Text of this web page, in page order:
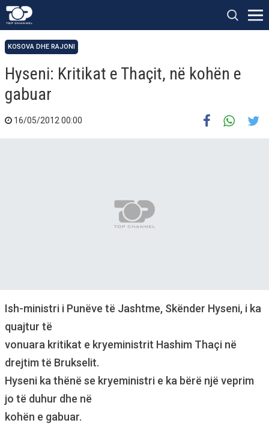
KOSOVA DHE RAJONI
Hyseni: Kritikat e Thaçit, në kohën e
gabuar
16/05/2012 00:00
Ish-ministri i Punëve të Jashtme, Skënder Hyseni, i ka
quajtur të
vonuara kritikat e kryeministrit Hashim Thaçi në
drejtim të Brukselit.
Hyseni ka thënë se kryeministri e ka bërë një veprim
jo të duhur dhe në
kohën e gabuar.